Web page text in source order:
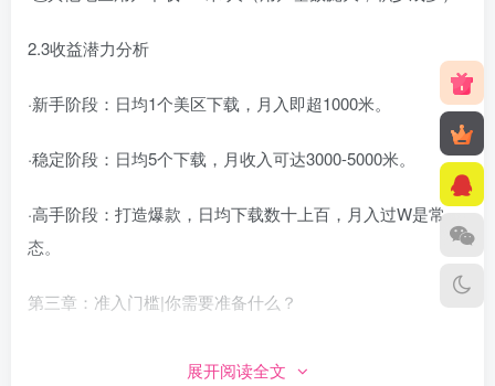
2.3收益潜力分析
·新手阶段：日均1个美区下载，月入即超1000米。
·稳定阶段：日均5个下载，月收入可达3000-5000米。
·高手阶段：打造爆款，日均下载数十上百，月入过W是常
态。
第三章：准入门槛|你需要准备什么？
我们坦诚相待，参与本项目您需要：
展开阅读全文